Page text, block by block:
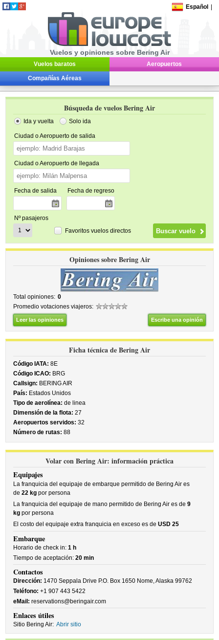
Español
Vuelos y opiniones sobre Bering Air
Vuelos baratos Aeropuertos
Compañías Aéreas
Búsqueda de vuelos Bering Air
Ida y vuelta Solo ida
Ciudad o Aeropuerto de salida
Ciudad o Aeropuerto de llegada
Fecha de salida Fecha de regreso
Nº pasajeros
Favoritos vuelos directos
Opiniones sobre Bering Air
Total opiniones: 0
Promedio votaciones viajeros:
Leer las opiniones Escribe una opinión
Ficha técnica de Bering Air
Código IATA: 8E
Código ICAO: BRG
Callsign: BERING AIR
País: Estados Unidos
Tipo de aerolínea: de linea
Dimensión de la flota: 27
Aeropuertos servidos: 32
Número de rutas: 88
Volar con Bering Air: información práctica
Equipajes
La franquicia del equipaje de embarque permitido de Bering Air es
de22 kg por persona
La franquicia del equipaje de mano permitido de Bering Air es de9
kg por persona
El costo del equipaje extra franquicia en exceso es deUSD 25
Embarque
Horario de check in:1 h
Tiempo de aceptación:20 min
Contactos
Dirección: 1470 Seppala Drive P.O. Box 1650 Nome, Alaska 99762
Teléfono: +1 907 443 5422
eMail: reservations@beringair.com
Enlaces útiles
Sitio Bering Air: Abrir sitio